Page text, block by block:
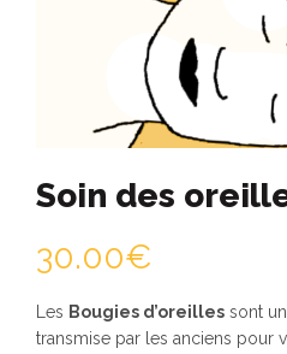
Soin des
30.00€
Les Bougies d’oreilles sont
transmise par les anciens pour